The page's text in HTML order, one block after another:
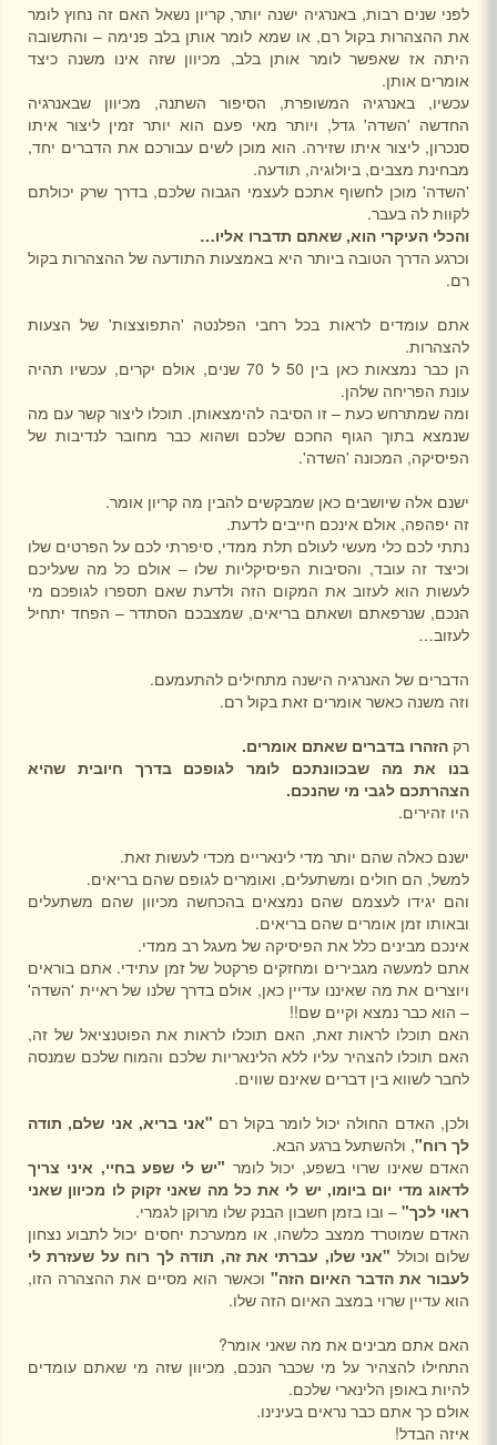
לפני שנים רבות, באנרגיה ישנה יותר, קריון נשאל האם זה נחוץ לומר
את ההצהרות בקול רם, או שמא לומר אותן בלב פנימה – והתשובה
היתה אז שאפשר לומר אותן בלב, מכיוון שזה אינו משנה כיצד
אומרים אותן.
עכשיו, באנרגיה המשופרת, הסיפור השתנה, מכיוון שבאנרגיה
החדשה 'השדה' גדל, ויותר מאי פעם הוא יותר זמין ליצור איתו
סנכרון, ליצור איתו שזירה. הוא מוכן לשים עבורכם את הדברים יחד,
מבחינת מצבים, ביולוגיה, תודעה.
'השדה' מוכן לחשוף אתכם לעצמי הגבוה שלכם, בדרך שרק יכולתם
לקוות לה בעבר.
והכלי העיקרי הוא, שאתם תדברו אליו…
וכרגע הדרך הטובה ביותר היא באמצעות התודעה של ההצהרות בקול
רם.
אתם עומדים לראות בכל רחבי הפלנטה 'התפוצצות' של הצעות
להצהרות.
הן כבר נמצאות כאן בין 50 ל 70 שנים, אולם יקרים, עכשיו תהיה
עונת הפריחה שלהן.
ומה שמתרחש כעת – זו הסיבה להימצאותן. תוכלו ליצור קשר עם מה
שנמצא בתוך הגוף החכם שלכם ושהוא כבר מחובר לנדיבות של
הפיסיקה, המכונה 'השדה'.
ישנם אלה שיושבים כאן שמבקשים להבין מה קריון אומר.
זה יפהפה, אולם אינכם חייבים לדעת.
נתתי לכם כלי מעשי לעולם תלת ממדי, סיפרתי לכם על הפרטים שלו
וכיצד זה עובד, והסיבות הפיסיקליות שלו – אולם כל מה שעליכם
לעשות הוא לעזוב את המקום הזה ולדעת שאם תספרו לגופכם מי
הנכם, שנרפאתם ושאתם בריאים, שמצבכם הסתדר – הפחד יתחיל
לעזוב…
הדברים של האנרגיה הישנה מתחילים להתעמעם.
וזה משנה כאשר אומרים זאת בקול רם.
רק הזהרו בדברים שאתם אומרים.
בנו את מה שבכוונתכם לומר לגופכם בדרך חיובית שהיא
הצהרתכם לגבי מי שהנכם.
היו זהירים.
ישנם כאלה שהם יותר מדי לינאריים מכדי לעשות זאת.
למשל, הם חולים ומשתעלים, ואומרים לגופם שהם בריאים.
והם יגידו לעצמם שהם נמצאים בהכחשה מכיוון שהם משתעלים
ובאותו זמן אומרים שהם בריאים.
אינכם מבינים כלל את הפיסיקה של מעגל רב ממדי.
אתם למעשה מגבירים ומחזקים פרקטל של זמן עתידי. אתם בוראים
ויוצרים את מה שאיננו עדיין כאן, אולם בדרך שלנו של ראיית 'השדה'
– הוא כבר נמצא וקיים שם!!
האם תוכלו לראות זאת, האם תוכלו לראות את הפוטנציאל של זה,
האם תוכלו להצהיר עליו ללא הלינאריות שלכם והמוח שלכם שמנסה
לחבר לשווא בין דברים שאינם שווים.
ולכן, האדם החולה יכול לומר בקול רם "אני בריא, אני שלם, תודה
לך רוח", ולהשתעל ברגע הבא.
האדם שאינו שרוי בשפע, יכול לומר "יש לי שפע בחיי, איני צריך
לדאוג מדי יום ביומו, יש לי את כל מה שאני זקוק לו מכיוון שאני
ראוי לכך" – ובו בזמן חשבון הבנק שלו מרוקן לגמרי.
האדם שמוטרד ממצב כלשהו, או ממערכת יחסים יכול לתבוע נצחון
שלום וכולל "אני שלו, עברתי את זה, תודה לך רוח על שעזרת לי
לעבור את הדבר האיום הזה" וכאשר הוא מסיים את ההצהרה הזו,
הוא עדיין שרוי במצב האיום הזה שלו.
האם אתם מבינים את מה שאני אומר?
התחילו להצהיר על מי שכבר הנכם, מכיוון שזה מי שאתם עומדים
להיות באופן הלינארי שלכם.
אולם כך אתם כבר נראים בעינינו.
איזה הבדל!